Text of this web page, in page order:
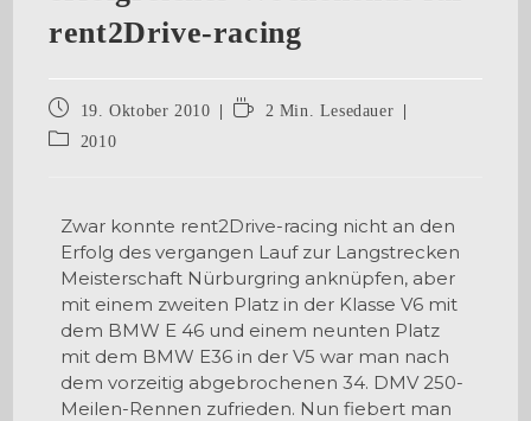
rent2Drive-racing
19. Oktober 2010
2 Min. Lesedauer
2010
Zwar konnte rent2Drive-racing nicht an den
Erfolg des vergangen Lauf zur Langstrecken
Meisterschaft Nürburgring anknüpfen, aber
mit einem zweiten Platz in der Klasse V6 mit
dem BMW E 46 und einem neunten Platz
mit dem BMW E36 in der V5 war man nach
dem vorzeitig abgebrochenen 34. DMV 250-
Meilen-Rennen zufrieden. Nun fiebert man